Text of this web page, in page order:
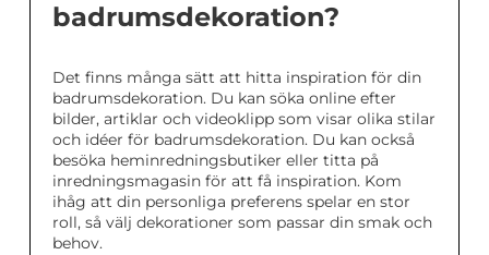
badrumsdekoration?
Det finns många sätt att hitta inspiration för din
badrumsdekoration. Du kan söka online efter
bilder, artiklar och videoklipp som visar olika stilar
och idéer för badrumsdekoration. Du kan också
besöka heminredningsbutiker eller titta på
inredningsmagasin för att få inspiration. Kom
ihåg att din personliga preferens spelar en stor
roll, så välj dekorationer som passar din smak och
behov.